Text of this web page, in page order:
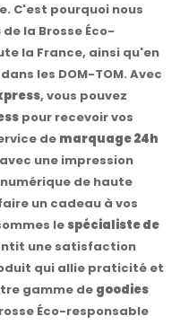
C'est pourquoi nous
de la Brosse Éco-
la France, ainsi qu'en
les DOM-TOM. Avec
, vous pouvez
pour recevoir vos
de marquage 24h
une impression
de haute
un cadeau à vos
lespécialiste de
une satisfaction
qui allie praticité et
gamme de goodies
Éco-responsable